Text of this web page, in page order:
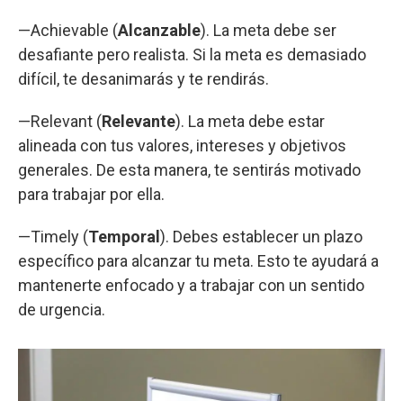
—Achievable (Alcanzable). La meta debe ser
desafiante pero realista. Si la meta es demasiado
difícil, te desanimarás y te rendirás.
—Relevant (Relevante). La meta debe estar
alineada con tus valores, intereses y objetivos
generales. De esta manera, te sentirás motivado
para trabajar por ella.
—Timely (Temporal ). Debes establecer un plazo
específico para alcanzar tu meta. Esto te ayudará a
mantenerte enfocado y a trabajar con un sentido
de urgencia.